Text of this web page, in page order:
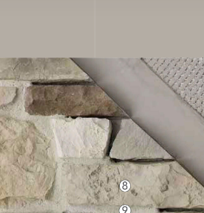
ed annunci, per fornire
inoltre informazioni sul
di analisi dei dati web, pubblicità e
che ha fornito loro o che hanno